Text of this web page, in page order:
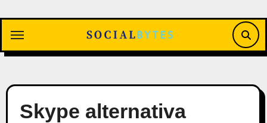
contenido
Skype alternativa